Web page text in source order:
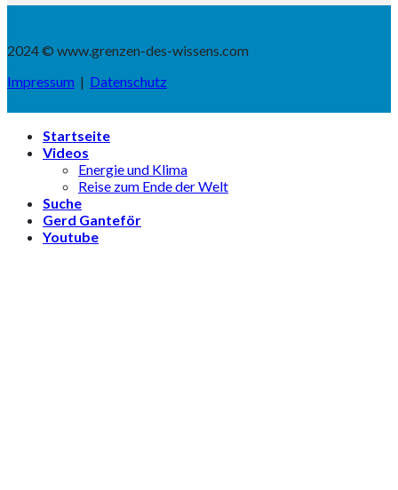
2024 © www.grenzen-des-wissens.com
Impressum | Datenschutz
Startseite
Videos
Energie und Klima
Reise zum Ende der Welt
Suche
Gerd Ganteför
Youtube